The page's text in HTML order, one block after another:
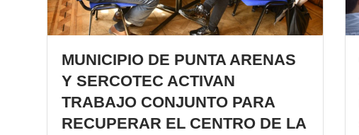
MUNICIPIO DE PUNTA ARENAS
Y SERCOTEC ACTIVAN
TRABAJO CONJUNTO PARA
RECUPERAR EL CENTRO DE LA